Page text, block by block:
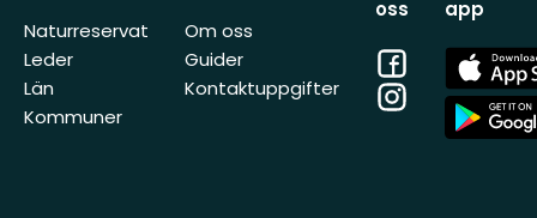
Naturreservat
Leder
Län
Kommuner
Om oss
Guider
Kontaktuppgifter
oss
Facebook
Instagram
app
App
Store
App
Store